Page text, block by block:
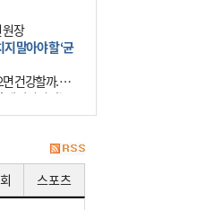
원장
말아야 할 ‘균
건강할까. 요
빠지지 않는
. 헬스장을 다니
스포츠